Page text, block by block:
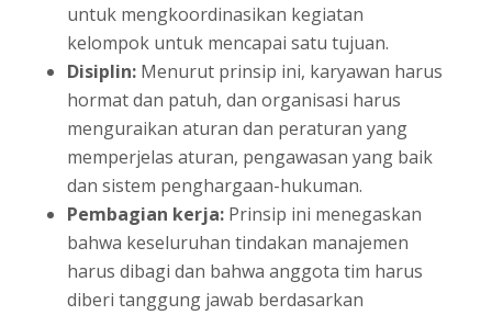
untuk mengkoordinasikan kegiatan
kelompok untuk mencapai satu tujuan.
Disiplin:Menurut prinsip ini, karyawan harus
hormat dan patuh, dan organisasi harus
menguraikan aturan dan peraturan yang
memperjelas aturan, pengawasan yang baik
dan sistem penghargaan-hukuman.
Pembagian kerja:Prinsip ini menegaskan
bahwa keseluruhan tindakan manajemen
harus dibagi dan bahwa anggota tim harus
diberi tanggung jawab berdasarkan